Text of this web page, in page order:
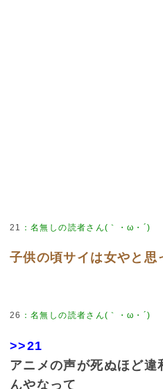
21 ：名無しの読者さん(｀・ω・´)
子供の頃サイは女やと思
26 ：名無しの読者さん(｀・ω・´)
>>21
アニメの声が死ぬほど違
んやなって